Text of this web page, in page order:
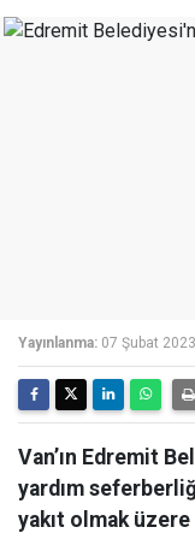
Yayınlanma: 07 Şubat
Van’ın Edremit
yardım
yakıt olmak